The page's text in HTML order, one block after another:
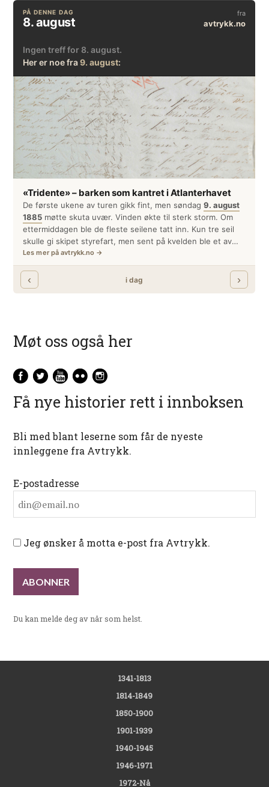
Møt oss også her
Få nye historier rett i innboksen
Bli med blant leserne som får de nyeste
innleggene fra Avtrykk.
E-postadresse
Jeg ønsker å motta e-post fra Avtrykk.
Du kan melde deg av når som helst.
1341-1813
1814-1849
1850-1900
1901-1939
1940-1945
1946-1971
1972-Nå